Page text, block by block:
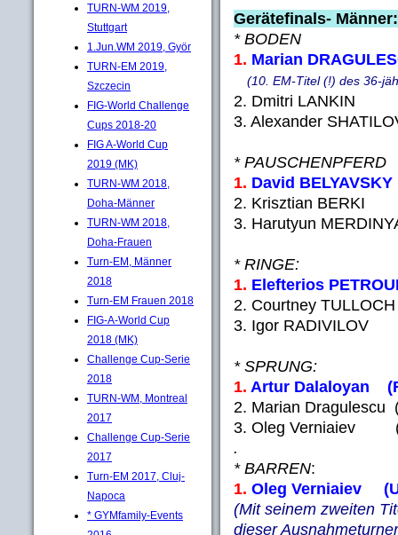
TURN-WM 2019,
Stuttgart
1.Jun.WM 2019, Györ
TURN-EM 2019,
Szczecin
FIG-World Challenge
Cups 2018-20
FIG A-World Cup
2019 (MK)
TURN-WM 2018,
Doha-Männer
TURN-WM 2018,
Doha-Frauen
Turn-EM, Männer
2018
Turn-EM Frauen 2018
FIG-A-World Cup
2018 (MK)
Challenge Cup-Serie
2018
TURN-WM, Montreal
2017
Challenge Cup-Serie
2017
Turn-EM 2017, Cluj-
Napoca
* GYMfamily-Events
Gerätefinals- Männer:
* BODEN
1. Marian
(10. EM-Titel (!) des 36-
2. Dmitri LANKIN
3. Alexander
* PAUSCHENPFERD
1. David
2. Krisztian BERKI
3. Harutyun
* RINGE:
1. Elefterios
2. Courtney
3. Igor
* SPRUNG:
1. Artur Dalaloyan
2. Marian Dragulescu
3. Oleg Verniaiev
.
* BARREN:
1. Oleg Verniaiev
(Mit seinem zweiten
dieser